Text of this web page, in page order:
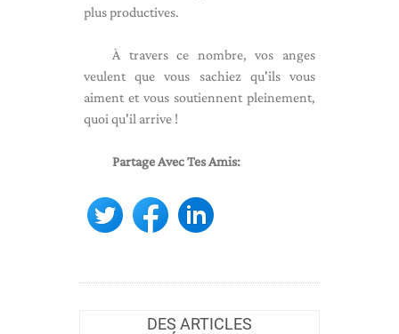
plus productives.
À travers ce nombre, vos anges
veulent que vous sachiez qu'ils vous
aiment et vous soutiennent pleinement,
quoi qu'il arrive !
Partage Avec Tes Amis:
DES ARTICLES